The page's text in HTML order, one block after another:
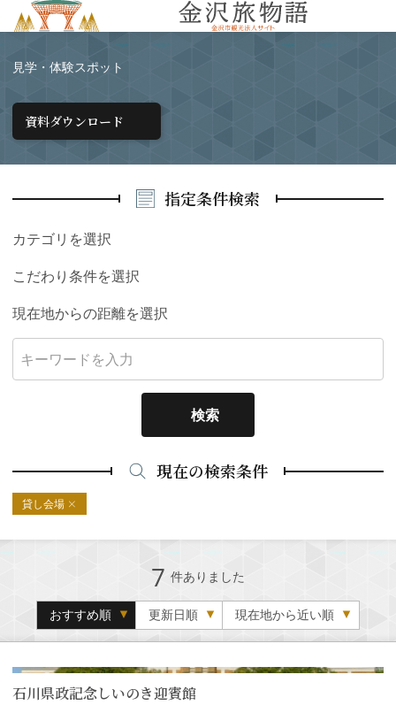
見学・体験スポット
資料ダウンロード
指定条件検索
カテゴリを選択
こだわり条件を選択
現在地からの距離を選択
検索
現在の検索条件
貸し会場
7 件ありました
おすすめ順 更新日順 現在地から近い順
石川県政記念しいのき迎賓館